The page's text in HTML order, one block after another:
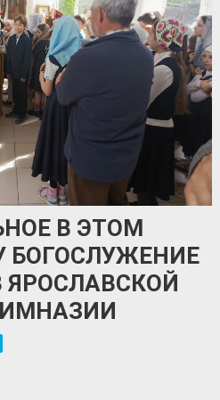
В ЭТОМ
БОГОСЛУЖЕНИЕ
ЯРОСЛАВСКОЙ